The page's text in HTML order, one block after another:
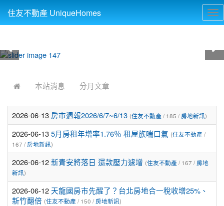
住友不動產 UniqueHomes
本站消息 分月文章
2026-06-13 房市週報2026/6/7~6/13 (住友不動產 / 185 / 房地新訊)
2026-06-135月房租年增率1.76％ 租屋族喘口氣 (住友不動產 /
167 / 房地新訊)
2026-06-12新青安將落日 還款壓力遽增 (住友不動產 / 167 / 房地
新訊)
2026-06-12 天龍國房市先醒了？台北房地合一稅收增25%、
新竹翻倍 (住友不動產 / 150 / 房地新訊)